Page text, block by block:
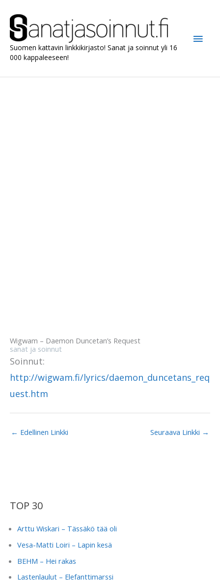
sisältöön
Suomen kattavin linkkikirjasto! Sanat ja soinnut yli 16
000 kappaleeseen!
Wigwam – Daemon Duncetan’s Request
sanat ja soinnut
Soinnut:
http://wigwam.fi/lyrics/daemon_duncetans_req
uest.htm
← Edellinen Linkki Seuraava Linkki →
TOP 30
Arttu Wiskari – Tässäkö tää oli
Vesa-Matti Loiri – Lapin kesä
BEHM – Hei rakas
Lastenlaulut – Elefanttimarssi